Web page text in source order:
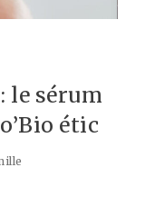
le sérum
étic